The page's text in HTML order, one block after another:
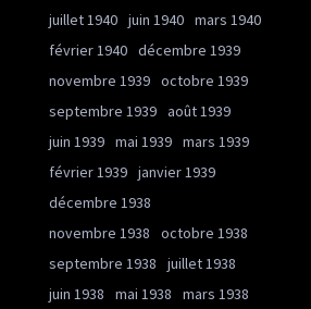
juillet 1940 juin 1940 mars 1940
février 1940 décembre 1939
novembre 1939 octobre 1939
septembre 1939 août 1939
juin 1939 mai 1939 mars 1939
février 1939 janvier 1939
décembre 1938
novembre 1938
octobre 1938
septembre 1938
juillet 1938
juin 1938
mai 1938
mars 1938